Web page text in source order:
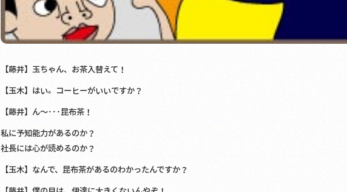
【藤井】玉ちゃん、お茶入替えて！
【玉木】はい。コーヒーがいいですか？
【藤井】ん～･･･昆布茶！
私に予知能力があるのか？
社長には心が読めるのか？
【玉木】なんで、昆布茶があるのわかったんですか？